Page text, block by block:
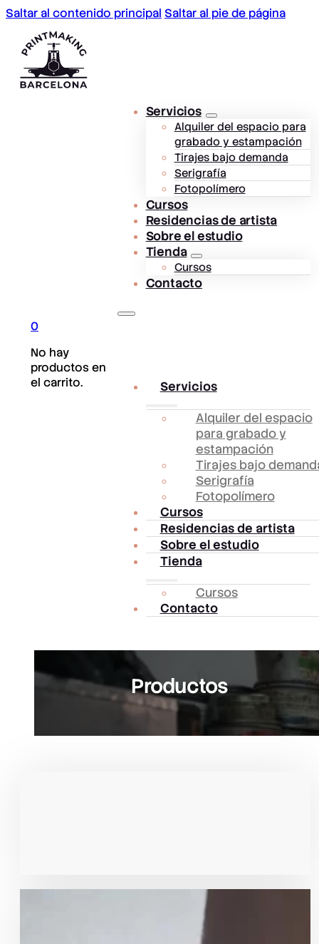
Saltar al contenido principal Saltar al pie de página
0
No hay
productos en
el carrito.
Servicios
Alquiler del espacio para
grabado y estampación
Tirajes bajo demanda
Serigrafía
Fotopolímero
Cursos
Residencias de artista
Sobre el estudio
Tienda
Cursos
Contacto
Servicios
Alquiler del espacio
para grabado y
estampación
Tirajes bajo
Serigrafía
Fotopolímero
Cursos
Residencias de artista
Sobre el estudio
Tienda
Cursos
Contacto
Productos